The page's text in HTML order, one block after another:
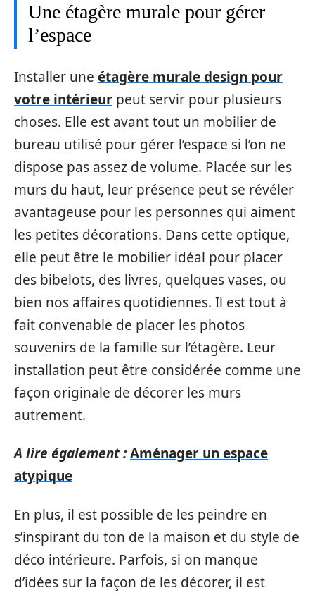
Une étagère murale pour gérer
l’espace
Installer une étagère murale design pour
votre intérieur peut servir pour plusieurs
choses. Elle est avant tout un mobilier de
bureau utilisé pour gérer l’espace si l’on ne
dispose pas assez de volume. Placée sur les
murs du haut, leur présence peut se révéler
avantageuse pour les personnes qui aiment
les petites décorations. Dans cette optique,
elle peut être le mobilier idéal pour placer
des bibelots, des livres, quelques vases, ou
bien nos affaires quotidiennes. Il est tout à
fait convenable de placer les photos
souvenirs de la famille sur l’étagère. Leur
installation peut être considérée comme une
façon originale de décorer les murs
autrement.
A lire également :Aménager un espace
atypique
En plus, il est possible de les peindre en
s’inspirant du ton de la maison et du style de
déco intérieure. Parfois, si on manque
d’idées sur la façon de les décorer, il est